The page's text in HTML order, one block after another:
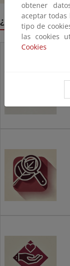
¿Qué se hace
Conservación
obtener
aceptar todas
tipo de
las cookies
Cookies